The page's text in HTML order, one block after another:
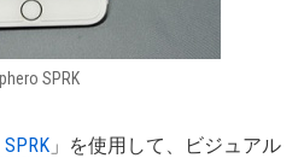
SPRK
」を使用して、ビジュアル